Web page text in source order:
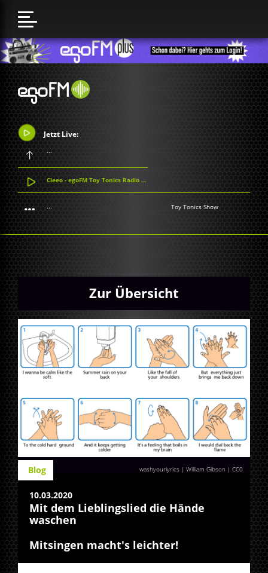
Jetzt Live:
...
Cleeo - egoFM Toy Tonics Radio Show
... Toy Tonics Show
Zur Übersicht
washyourlyrics | William Gibson |CC0
Blog
10.03.2020
Mit dem Lieblingslied die Hände
waschen
Mitsingen macht's leichter!